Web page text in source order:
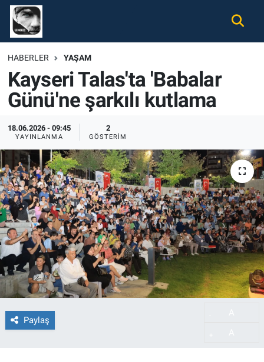
HABERLER YAŞAM
Kayseri Talas'ta 'Babalar
Günü'ne şarkılı kutlama
18.06.2026 - 09:45
YAYINLANMA
2
GÖSTERIM
Paylaş
Gündem
Ekonomi
Spor
Magazin
Tüm Haberler
İletişim
Künye
Nöbetçi Eczaneler
Hava Durumu
Namaz Vakitleri
Trafik Durumu
Süper Lig Puan Durumu ve Fikstür
Tüm Manşetler
Son Dakika Haberleri
Haber Arşivi